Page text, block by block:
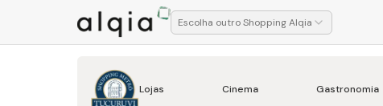
Escolha outro Shopping Alqia
Lojas Cinema Gastronomia